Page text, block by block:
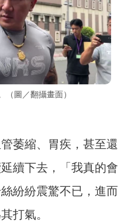
（圖／翻攝畫面）
萎縮、胃疾，甚至還
續下去，「我真的會
紛紛震驚不已，進而
打氣。